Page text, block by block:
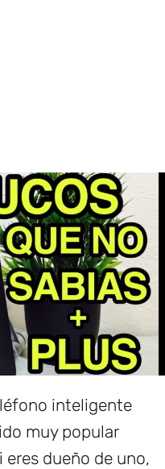
inteligente
muy popular
eres dueño de uno,